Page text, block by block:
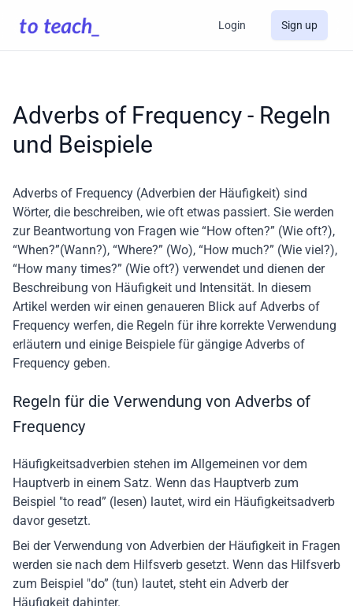
Login Sign up
Adverbs of Frequency - Regeln
und Beispiele
Adverbs of Frequency (Adverbien der Häufigkeit) sind
Wörter, die beschreiben, wie oft etwas passiert. Sie werden
zur Beantwortung von Fragen wie “How often?” (Wie oft?),
“When?”(Wann?), “Where?” (Wo), “How much?” (Wie viel?),
“How many times?” (Wie oft?) verwendet und dienen der
Beschreibung von Häufigkeit und Intensität. In diesem
Artikel werden wir einen genaueren Blick auf Adverbs of
Frequency werfen, die Regeln für ihre korrekte Verwendung
erläutern und einige Beispiele für gängige Adverbs of
Frequency geben.
Regeln für die Verwendung von Adverbs of
Frequency
Häufigkeitsadverbien stehen im Allgemeinen vor dem
Hauptverb in einem Satz. Wenn das Hauptverb zum
Beispiel "to read” (lesen) lautet, wird ein Häufigkeitsadverb
davor gesetzt.
Bei der Verwendung von Adverbien der Häufigkeit in Fragen
werden sie nach dem Hilfsverb gesetzt. Wenn das Hilfsverb
zum Beispiel "do” (tun) lautet, steht ein Adverb der
Häufigkeit dahinter.